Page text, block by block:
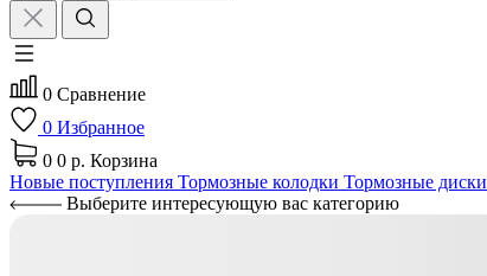
0 Сравнение
0 Избранное
0 0 р. Корзина
Новые поступления Тормозные колодки Тормозные диски
Выберите интересующую вас категорию